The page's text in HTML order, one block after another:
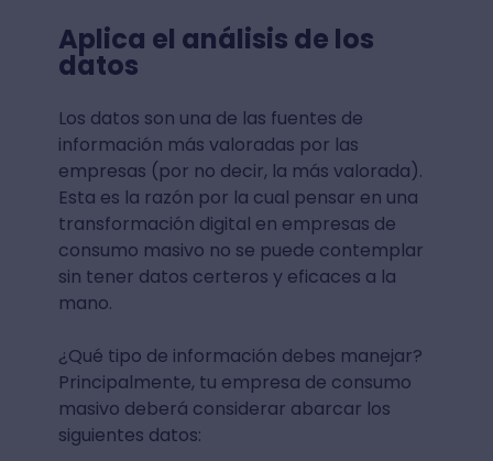
Aplica el análisis de los
datos
Los datos son una de las fuentes de
información más valoradas por las
empresas (por no decir, la más valorada).
Esta es la razón por la cual pensar en una
transformación digital en empresas de
consumo masivo no se puede contemplar
sin tener datos certeros y eficaces a la
mano.
¿Qué tipo de información debes manejar?
Principalmente, tu empresa de consumo
masivo deberá considerar abarcar los
siguientes datos: